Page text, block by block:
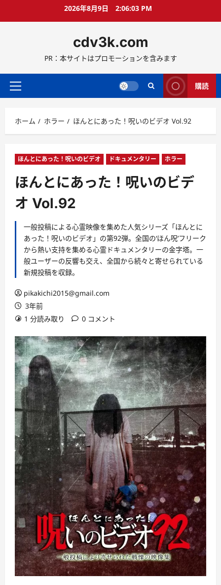
ス
ッ
2026年8月9日 2:06:04 PM
cdv3k.com
PR：本サイトはプロモーションを含みます
メ
メ
ニ
ー
購読
ホーム ホラー ほんとにあった！呪いのビデオ Vol.92
ほんとにあった！呪いのビデオ ドキュメンタリー ホラー
ほんとにあった！呪いのビデ
オ Vol.92
一般投稿による心霊映像を集めた人気シリーズ「ほんとに
あった！呪いのビデオ」の第92弾。全国の‘ほん呪’フリーク
から熱い支持を集める心霊ドキュメンタリーの金字塔。一
般ユーザーの反響も交え、全国から続々と寄せられている
新規投稿を収録。
pikakichi2015@gmail.com
3年前
1 分読み取り
0 コメント